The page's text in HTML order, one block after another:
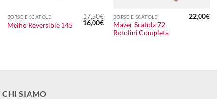
BORSE E SCATOLE
Meiho Reversible 145
17,50€
Il
prezzo
16,00€Il
prezzo
attuale
BORSE E SCATOLE
Maver Scatola 72
Rotolini Completa
22,00€
CHI SIAMO